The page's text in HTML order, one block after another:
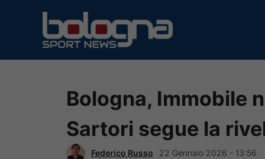
contenuto
Bologna, Immobile
Sartori segue la
Federico Russo 22 Gennaio 2026 - 13:56